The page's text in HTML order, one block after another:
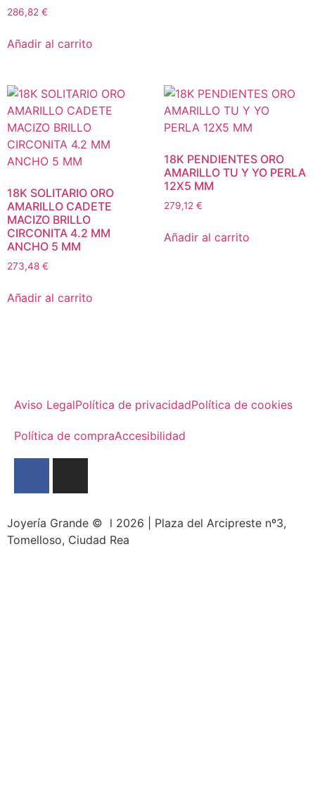
286,82 €
Añadir al carrito
18K SOLITARIO ORO
AMARILLO CADETE
MACIZO BRILLO
CIRCONITA 4.2 MM
ANCHO 5 MM
273,48 €
Añadir al carrito
18K PENDIENTES ORO
AMARILLO TU Y YO PERLA
12X5 MM
279,12 €
Añadir al carrito
Aviso LegalPolítica de privacidadPolítica de cookies
Política de compraAccesibilidad
Joyería Grande © l 2026 | Plaza del Arcipreste nº3,
Tomelloso, Ciudad Rea